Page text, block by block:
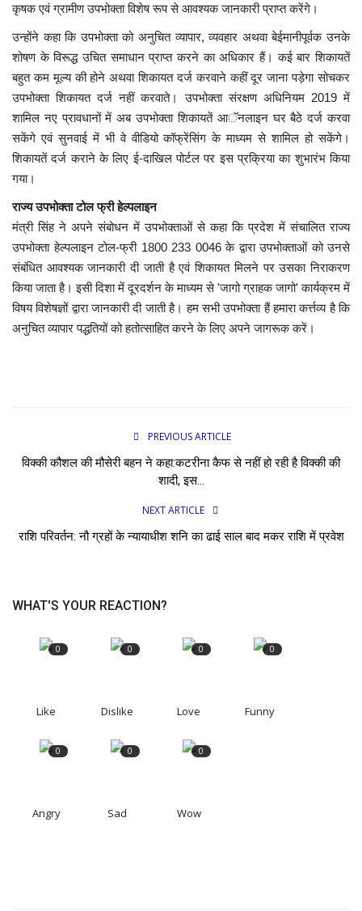
खेल
ब्रेकिंग न्यूज़
व्यापार
टेक न्यूज़
कृषक एवं ग्रामीण उपभोक्ता विशेष रूप से आवश्यक जानकारी प्राप्त करेंगे।
उन्होंने कहा कि उपभोक्ता को अनुचित व्यापार, व्यवहार अथवा बेईमानीपूर्वक उनके
शोषण के विरूद्ध उचित समाधान प्राप्त करने का अधिकार हैं। कई बार शिकायतें
बहुत कम मूल्य की होने अथवा शिकायत दर्ज करवाने कहीं दूर जाना पड़ेगा सोचकर
उपभोक्ता शिकायत दर्ज नहीं करवाते। उपभोक्ता संरक्षण अधिनियम 2019 में
शामिल नए प्रावधानों में अब उपभोक्ता शिकायतें आॅनलाइन घर बैठे दर्ज करवा
सकेंगे एवं सुनवाई में भी वे वीडियो कॉफ्रेंसिंग के माध्यम से शामिल हो सकेंगे।
शिकायतें दर्ज कराने के लिए ई-दाखिल पोर्टल पर इस प्रक्रिया का शुभारंभ किया
गया।
राज्य उपभोक्ता टोल फ्री हेल्पलाइन
मंत्री सिंह ने अपने संबोधन में उपभोक्ताओं से कहा कि प्रदेश में संचालित राज्य
उपभोक्ता हेल्पलाइन टोल-फ्री 1800 233 0046 के द्वारा उपभोक्ताओं को उनसे
संबंधित आवश्यक जानकारी दी जाती है एवं शिकायत मिलने पर उसका निराकरण
किया जाता है। इसी दिशा में दूरदर्शन के माध्यम से 'जागो ग्राहक जागो' कार्यक्रम में
विषय विशेषज्ञों द्वारा जानकारी दी जाती है। हम सभी उपभोक्ता हैं हमारा कर्त्तव्य है कि
अनुचित व्यापार पद्धतियों को हतोत्साहित करने के लिए अपने जागरूक करें।
PREVIOUS ARTICLE
विक्की कौशल की मौसेरी बहन ने कहा:कटरीना कैफ से नहीं हो रही है विक्की की
शादी, इस...
NEXT ARTICLE
राशि परिवर्तन: नौ ग्रहों के न्यायाधीश शनि का ढाई साल बाद मकर राशि में प्रवेश
WHAT'S YOUR REACTION?
0
Like
0
Dislike
0
Love
0
Funny
0
Angry
0
Sad
0
Wow